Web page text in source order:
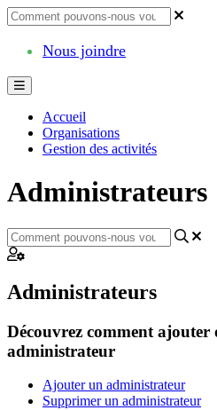
Nous joindre
Accueil
Organisations
Gestion des activités
Administrateurs
Administrateurs
Découvrez comment
administrateur
Ajouter un administrateur
Supprimer un administrateur